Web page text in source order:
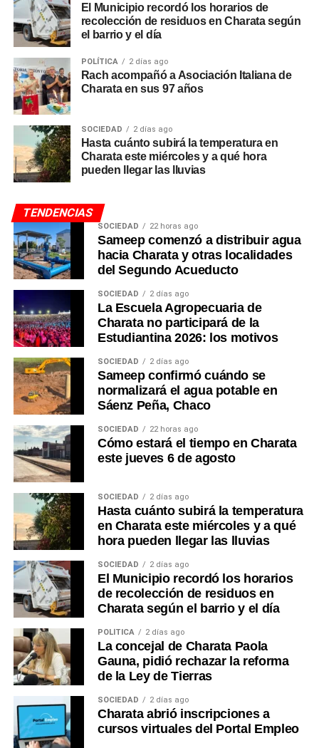
El Municipio recordó los horarios de
recolección de residuos en Charata según
el barrio y el día
POLÍTICA 2 días ago
Rach acompañó a Asociación Italiana de
Charata en sus 97 años
SOCIEDAD 2 días ago
Hasta cuánto subirá la temperatura en
Charata este miércoles y a qué hora
pueden llegar las lluvias
TENDENCIAS
SOCIEDAD 22 horas ago
Sameep comenzó a distribuir agua
hacia Charata y otras localidades
del Segundo Acueducto
SOCIEDAD 2 días ago
La Escuela Agropecuaria de
Charata no participará de la
Estudiantina 2026: los motivos
SOCIEDAD 2 días ago
Sameep confirmó cuándo se
normalizará el agua potable en
Sáenz Peña, Chaco
SOCIEDAD 22 horas ago
Cómo estará el tiempo en Charata
este jueves 6 de agosto
SOCIEDAD 2 días ago
Hasta cuánto subirá la temperatura
en Charata este miércoles y a qué
hora pueden llegar las lluvias
SOCIEDAD 2 días ago
El Municipio recordó los horarios
de recolección de residuos en
Charata según el barrio y el día
POLÍTICA 2 días ago
La concejal de Charata Paola
Gauna, pidió rechazar la reforma
de la Ley de Tierras
SOCIEDAD 2 días ago
Charata abrió inscripciones a
cursos virtuales del Portal Empleo